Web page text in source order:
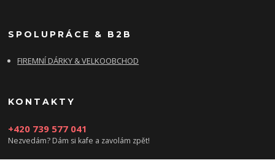
SPOLUPRÁCE & B2B
FIREMNÍ DÁRKY & VELKOOBCHOD
KONTAKTY
+420 739 577 041
Nezvedám? Dám si kafe a zavolám zpět!